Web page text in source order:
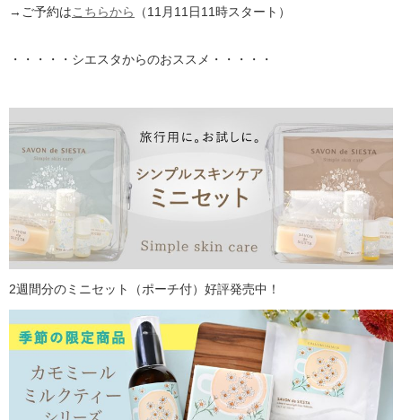
→ご予約はこちらから （11月11日11時スタート）
・・・・・シエスタからのおススメ・・・・・
2週間分のミニセット（ポーチ付）好評発売中！